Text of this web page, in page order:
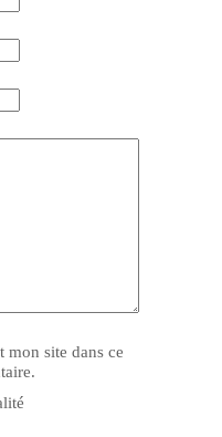
mon site dans ce